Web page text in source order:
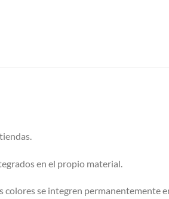
en el propio material.
colores se integren permanentemente